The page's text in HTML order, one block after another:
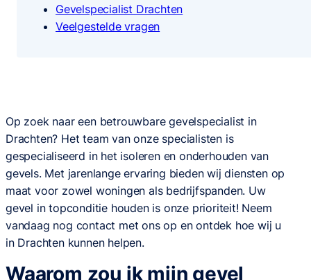
Gevelspecialist Drachten
Veelgestelde vragen
Op zoek naar een betrouwbare gevelspecialist in
Drachten? Het team van onze specialisten is
gespecialiseerd in het isoleren en onderhouden van
gevels. Met jarenlange ervaring bieden wij diensten op
maat voor zowel woningen als bedrijfspanden. Uw
gevel in topconditie houden is onze prioriteit! Neem
vandaag nog contact met ons op en ontdek hoe wij u
in Drachten kunnen helpen.
Waarom zou ik mijn gevel